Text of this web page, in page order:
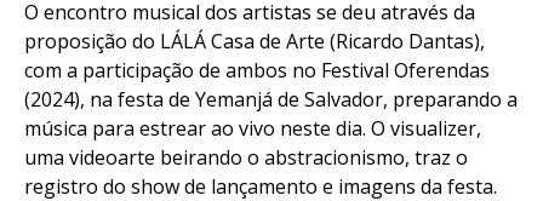
O encontro musical dos artistas se deu através da
proposição do LÁLÁ Casa de Arte (Ricardo Dantas),
com a participação de ambos no Festival Oferendas
(2024), na festa de Yemanjá de Salvador, preparando a
música para estrear ao vivo neste dia. O visualizer,
uma videoarte beirando o abstracionismo, traz o
registro do show de lançamento e imagens da festa.